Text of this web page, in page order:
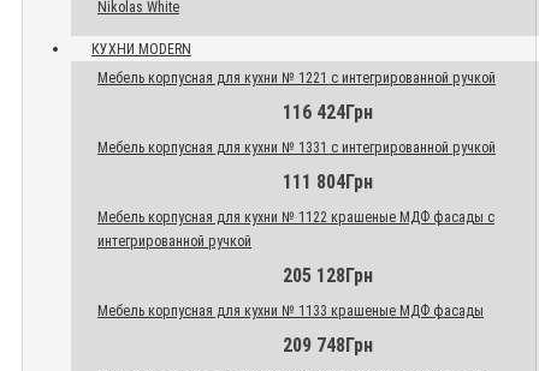
Nikolas White
КУХНИ MODERN
Мебель корпусная для кухни № 1221 с интегрированной ручкой
116 424Грн
Мебель корпусная для кухни № 1331 с интегрированной ручкой
111 804Грн
Мебель корпусная для кухни № 1122 крашеные МДФ фасады с
интегрированной ручкой
205 128Грн
Мебель корпусная для кухни № 1133 крашеные МДФ фасады
209 748Грн